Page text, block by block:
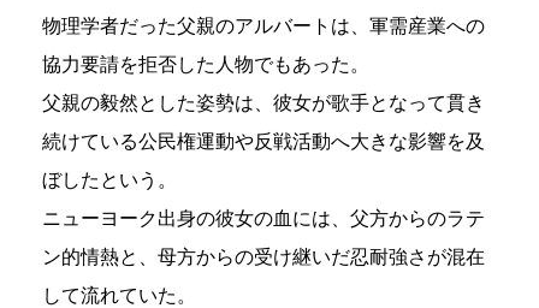
物理学者だった父親のアルバートは、軍需産業への
協力要請を拒否した人物でもあった。
父親の毅然とした姿勢は、彼女が歌手となって貫き
続けている公民権運動や反戦活動へ大きな影響を及
ぼしたという。
ニューヨーク出身の彼女の血には、父方からのラテ
ン的情熱と、母方からの受け継いだ忍耐強さが混在
して流れていた。